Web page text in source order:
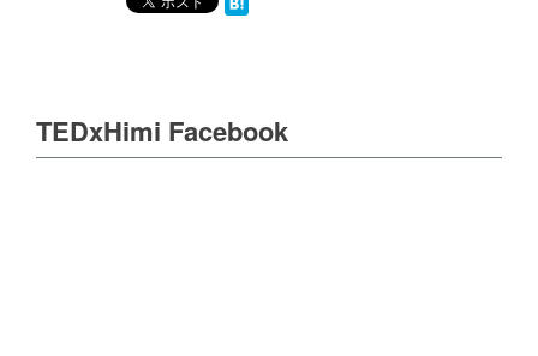
TEDxHimi Facebook